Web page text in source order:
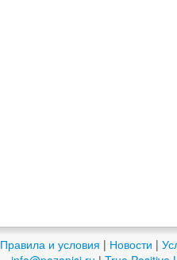
Правила и условия | Новости |